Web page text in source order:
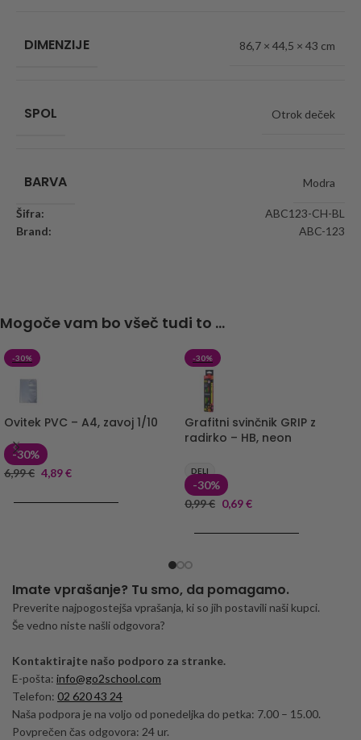
DIMENZIJE 86,7 × 44,5 × 43 cm
SPOL Otrok deček
BARVA Modra
Šifra:
ABC123-CH-BL
Brand:
ABC-123
Mogoče vam bo všeč tudi to ...
-30%
Ovitek PVC – A4, zavoj 1/10
-30%
6,99€ 4,89€
-30%
Grafitni svinčnik GRIP z
radirko – HB, neon
DELI
-30%
0,99€ 0,69€
Imate vprašanje? Tu smo, da pomagamo.
Preverite najpogostejša vprašanja, ki so jih postavili naši kupci.
Še vedno niste našli odgovora?
Kontaktirajte našo podporo za stranke.
E-pošta: info@go2school.com
Telefon: 02 620 43 24
Naša podpora je na voljo od ponedeljka do petka: 7.00 – 15.00.
Povprečen čas odgovora: 24 ur.